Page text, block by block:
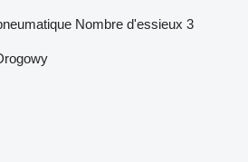
Nombre d'essieux 3